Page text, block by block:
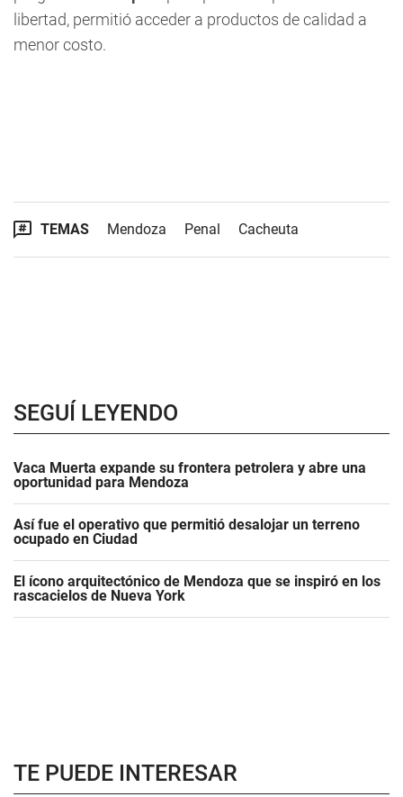
libertad, permitió acceder a productos de calidad a
menor costo.
TEMAS Mendoza Penal Cacheuta
SEGUÍ LEYENDO
Vaca Muerta expande su frontera petrolera y abre una
oportunidad para Mendoza
Así fue el operativo que permitió desalojar un terreno
ocupado en Ciudad
El ícono arquitectónico de Mendoza que se inspiró en los
rascacielos de Nueva York
TE PUEDE INTERESAR